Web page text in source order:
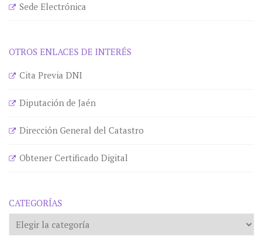
Sede Electrónica
OTROS ENLACES DE INTERÉS
Cita Previa DNI
Diputación de Jaén
Dirección General del Catastro
Obtener Certificado Digital
CATEGORÍAS
Categorías